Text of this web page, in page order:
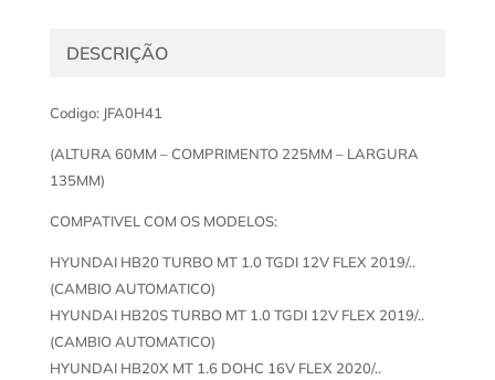
DESCRIÇÃO
Codigo: JFA0H41
(ALTURA 60MM – COMPRIMENTO 225MM – LARGURA
135MM)
COMPATIVEL COM OS MODELOS:
HYUNDAI HB20 TURBO MT 1.0 TGDI 12V FLEX 2019/..
(CAMBIO AUTOMATICO)
HYUNDAI HB20S TURBO MT 1.0 TGDI 12V FLEX 2019/..
(CAMBIO AUTOMATICO)
HYUNDAI HB20X MT 1.6 DOHC 16V FLEX 2020/..